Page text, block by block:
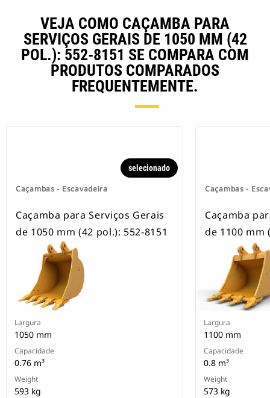
escavadeiras com esteira e com
rodas.
VEJA COMO CAÇAMBA PARA
SERVIÇOS GERAIS DE 1050 MM (42
POL.): 552-8151 SE COMPARA COM
PRODUTOS COMPARADOS
FREQUENTEMENTE.
Caçambas - Escavadeira
selecionado
Caçamba para Serviços Gerais
de 1050 mm (42 pol.): 552-8151
Largura
1050 mm
Capacidade
0.76 m³
Weight
593 kg
Caçambas -
Caçamba
de 1100 mm
Largura
1100 mm
Capacidade
0.8 m³
Weight
573 kg